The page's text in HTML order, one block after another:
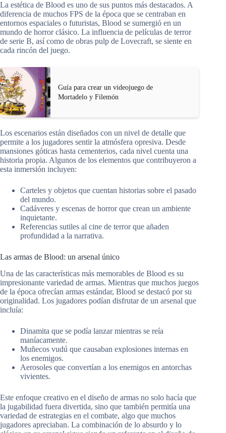
La estética de Blood es uno de sus puntos más destacados. A
diferencia de muchos FPS de la época que se centraban en
entornos espaciales o futuristas, Blood se sumergió en un
mundo de horror clásico. La influencia de películas de terror
de serie B, así como de obras pulp de Lovecraft, se siente en
cada rincón del juego.
Guía para crear un videojuego de
Mortadelo y Filemón
Los escenarios están diseñados con un nivel de detalle que
permite a los jugadores sentir la atmósfera opresiva. Desde
mansiones góticas hasta cementerios, cada nivel cuenta una
historia propia. Algunos de los elementos que contribuyeron a
esta inmersión incluyen:
Carteles y objetos que cuentan historias sobre el pasado
del mundo.
Cadáveres y escenas de horror que crean un ambiente
inquietante.
Referencias sutiles al cine de terror que añaden
profundidad a la narrativa.
Las armas de Blood: un arsenal único
Una de las características más memorables de Blood es su
impresionante variedad de armas. Mientras que muchos juegos
de la época ofrecían armas estándar, Blood se destacó por su
originalidad. Los jugadores podían disfrutar de un arsenal que
incluía:
Dinamita que se podía lanzar mientras se reía
maníacamente.
Muñecos vudú que causaban explosiones internas en
los enemigos.
Aerosoles que convertían a los enemigos en antorchas
vivientes.
Este enfoque creativo en el diseño de armas no solo hacía que
la jugabilidad fuera divertida, sino que también permitía una
variedad de estrategias en el combate, algo que muchos
jugadores apreciaban. La combinación de lo absurdo y lo